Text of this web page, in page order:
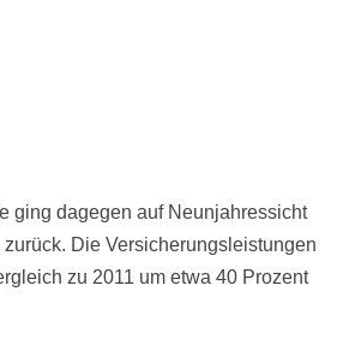
ging dagegen auf Neunjahressicht
Die Versicherungsleistungen
zu 2011 um etwa 40 Prozent